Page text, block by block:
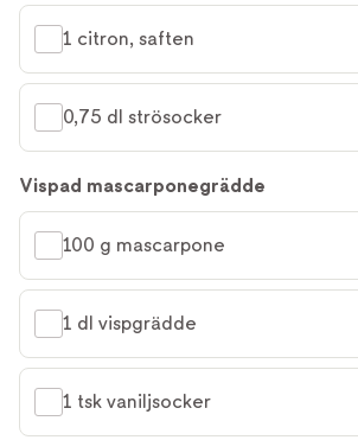
1 citron, saften
0,75 dl strösocker
Vispad mascarponegrädde
100 g mascarpone
1 dl vispgrädde
1 tsk vaniljsocker